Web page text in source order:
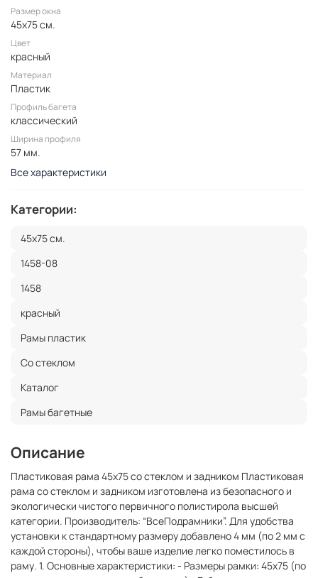
Размер окна
45x75 см.
Цвет
красный
Материал
Пластик
Профиль багета
классический
Ширина профиля
57 мм.
Все характеристики
Категории:
45x75 см.
1458-08
1458
красный
Рамы пластик
Со стеклом
Каталог
Рамы багетные
Описание
Пластиковая рама 45x75 со стеклом и задником Пластиковая
рама со стеклом и задником изготовлена из безопасного и
экологически чистого первичного полистирола высшей
категории. Производитель: “ВсеПодрамники”. Для удобства
установки к стандартному размеру добавлено 4 мм (по 2 мм с
каждой стороны), чтобы ваше изделие легко поместилось в
раму. 1. Основные характеристики: - Размеры рамки: 45x75 (по